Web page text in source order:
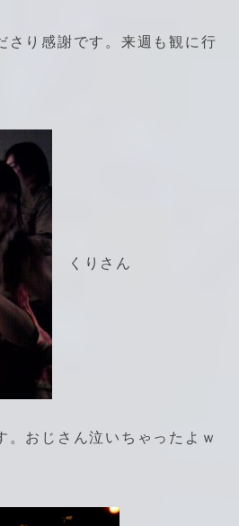
さり感謝です。来週も観に行
くりさん
。おじさん泣いちゃったよｗ